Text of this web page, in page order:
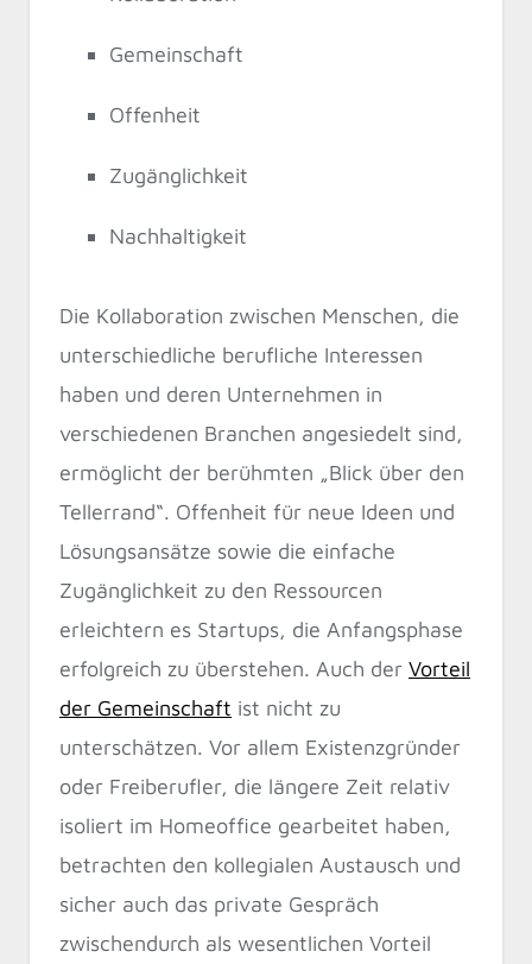
Gemeinschaft
Offenheit
Zugänglichkeit
Nachhaltigkeit
Die Kollaboration zwischen Menschen, die
unterschiedliche berufliche Interessen
haben und deren Unternehmen in
verschiedenen Branchen angesiedelt sind,
ermöglicht der berühmten „Blick über den
Tellerrand“. Offenheit für neue Ideen und
Lösungsansätze sowie die einfache
Zugänglichkeit zu den Ressourcen
erleichtern es Startups, die Anfangsphase
erfolgreich zu überstehen. Auch der Vorteil
der Gemeinschaft ist nicht zu
unterschätzen. Vor allem Existenzgründer
oder Freiberufler, die längere Zeit relativ
isoliert im Homeoffice gearbeitet haben,
betrachten den kollegialen Austausch und
sicher auch das private Gespräch
zwischendurch als wesentlichen Vorteil